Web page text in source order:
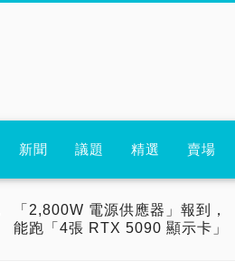
新聞 議題 精選 賣場
「2,800W 電源供應器」報到，
能跑「4張 RTX 5090 顯示卡」